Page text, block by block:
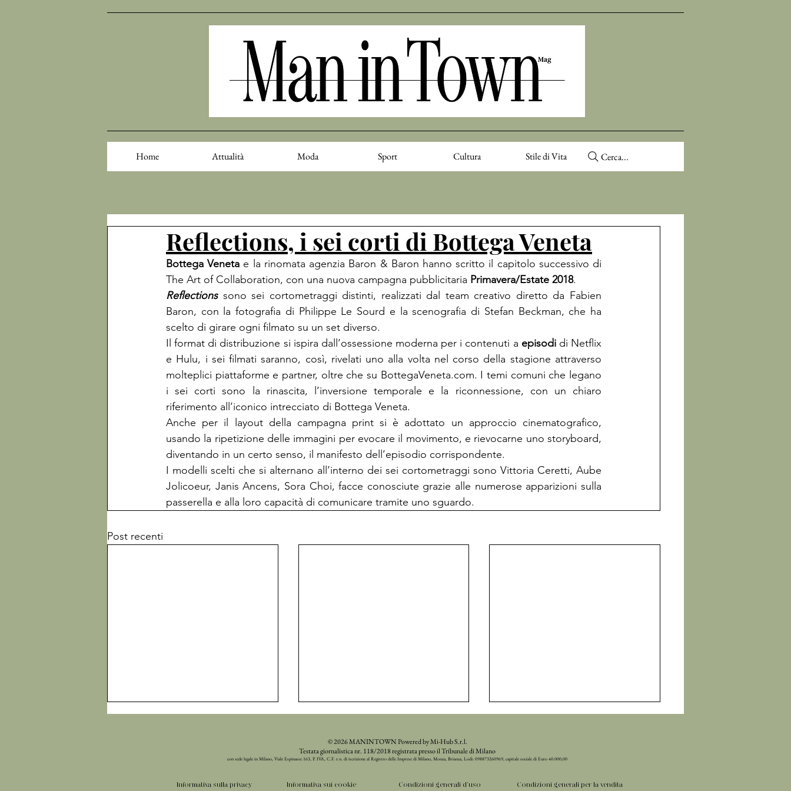
Home Attualità Moda Sport Cultura Stile di Vita Cerca...
Reflections, i sei corti di Bottega Veneta
Bottega Veneta e la rinomata agenzia Baron & Baron hanno scritto il capitolo successivo di
The Art of Collaboration, con una nuova campagna pubblicitaria Primavera/Estate 2018
Reflections sono sei cortometraggi distinti, realizzati dal team creativo diretto da Fabien
Baron, con la fotografia di Philippe Le Sourd e la scenografia di Stefan Beckman, che ha
scelto di girare ogni filmato su un set diverso.
Il format di distribuzione si ispira dall’ossessione moderna per i contenuti a episodi di Netflix
e Hulu, i sei filmati saranno, così, rivelati uno alla volta nel corso della stagione attraverso
molteplici piattaforme e partner, oltre che su BottegaVeneta.com. I temi comuni che legano
i sei corti sono la rinascita, l’inversione temporale e la riconnessione, con un chiaro
riferimento all’iconico intrecciato di Bottega Veneta.
Anche per il layout della campagna print si è adottato un approccio cinematografico,
usando la ripetizione delle immagini per evocare il movimento, e rievocarne uno storyboard,
diventando in un certo senso, il manifesto dell’episodio corrispondente.
I modelli scelti che si alternano all’interno dei sei cortometraggi sono Vittoria Ceretti, Aube
Jolicoeur, Janis Ancens, Sora Choi, facce conosciute grazie alle numerose apparizioni sulla
passerella e alla loro capacità di comunicare tramite uno sguardo.
Post recenti
Informativa sulla privacy Informativa sui cookie Condizioni generali d'uso Condizioni generali per la vendita
© 2026 MANINTOWN Powered by Mi-Hub S.r.l.
Testata giornalistica nr. 118/2018 registrata presso il Tribunale di Milano
con sede legale in Milano, Viale Espinasse 163, P. IVA, C.F. e n. di iscrizione al Registro delle Imprese di Milano, Monza, Brianza, Lodi: 098873260969, capitale sociale di Euro 40.000,00